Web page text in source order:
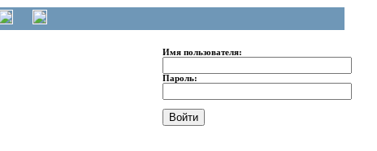
Имя пользователя:
Пароль: